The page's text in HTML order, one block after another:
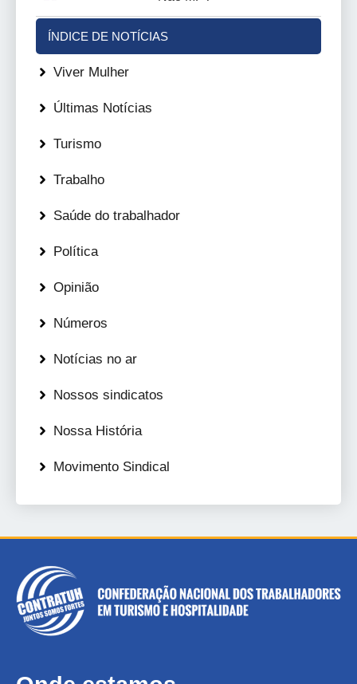
ÍNDICE DE NOTÍCIAS
Viver Mulher
Últimas Notícias
Turismo
Trabalho
Saúde do trabalhador
Política
Opinião
Números
Notícias no ar
Nossos sindicatos
Nossa História
Movimento Sindical